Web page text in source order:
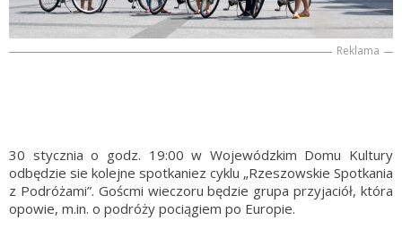
Reklama
30 stycznia o godz. 19:00 w Wojewódzkim Domu Kultury
odbędzie sie kolejne spotkaniez cyklu „Rzeszowskie Spotkania
z Podróżami”. Goścmi wieczoru będzie grupa przyjaciół, która
opowie, m.in. o podróży pociągiem po Europie.